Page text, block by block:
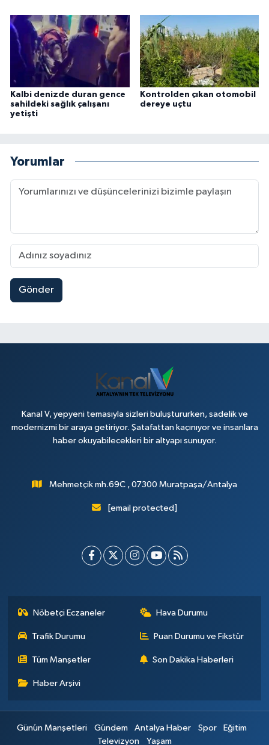
Kalbi denizde duran gence
sahildeki sağlık çalışanı
yetişti
Kontrolden çıkan otomobil
dereye uçtu
Yorumlar
Gönder
Kanal V, yepyeni temasıyla sizleri buluştururken, sadelik ve
modernizmi bir araya getiriyor. Şatafattan kaçınıyor ve insanlara
haber okuyabilecekleri bir altyapı sunuyor.
Mehmetçik mh.69C , 07300 Muratpaşa/Antalya
[email protected]
Nöbetçi Eczaneler Hava Durumu
Trafik Durumu Puan Durumu ve Fikstür
Tüm Manşetler Son Dakika Haberleri
Haber Arşivi
Günün Manşetleri Gündem Antalya Haber Spor
Eğitim
Televizyon
Yaşam